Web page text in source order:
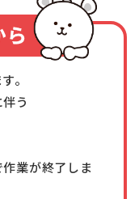
。
う
業が終了しま